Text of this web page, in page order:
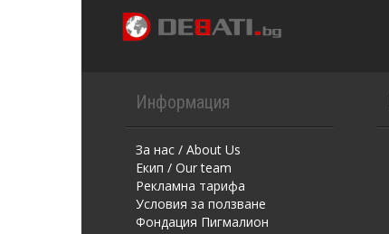
Информация
За нас / About Us
Екип / Our team
Рекламна тарифа
Условия за ползване
Фондация Пигмалион